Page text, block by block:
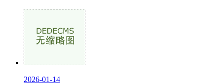
2026-01-14